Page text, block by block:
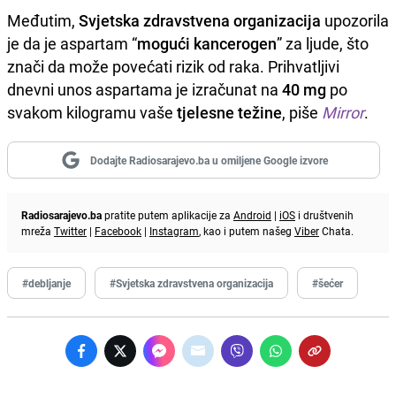
Međutim, Svjetska zdravstvena organizacija upozorila
je da je aspartam “mogući kancerogen” za ljude, što
znači da može povećati rizik od raka. Prihvatljivi
dnevni unos aspartama je izračunat na 40 mg po
svakom kilogramu vaše tjelesne težine, piše Mirror.
Dodajte Radiosarajevo.ba u omiljene Google izvore
Radiosarajevo.bapratite putem aplikacije za Android | iOS i društvenih
mreža Twitter | Facebook | Instagram, kao i putem našeg ViberChata.
#debljanje #Svjetska zdravstvena organizacija #šećer